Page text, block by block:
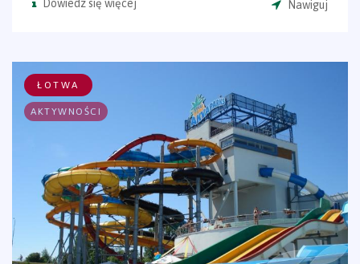
Dowiedz się więcej Nawiguj
ŁOTWA
AKTYWNOŚCI